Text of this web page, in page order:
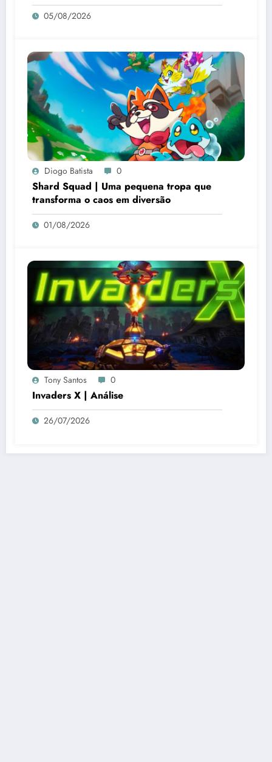
05/08/2026
Diogo Batista 0
Shard Squad | Uma pequena tropa que
transforma o caos em diversão
01/08/2026
Tony Santos 0
Invaders X | Análise
26/07/2026